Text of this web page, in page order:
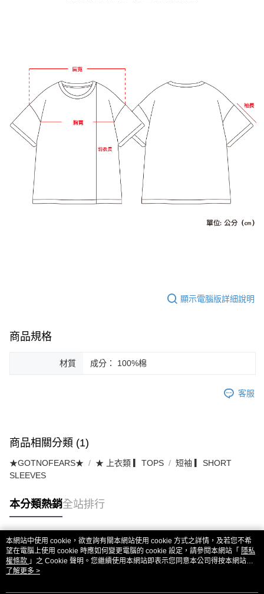
顯示電腦版詳細說明
商品規格
材質 成分： 100%棉
客服
商品相關分類 (1)
★GOTNOFEARS★ ★ 上衣類 ▎TOPS
短袖 ▎SHORT
SLEEVES
本分類熱銷全站排行
熱門標籤
本網站中使用 cookie，欲查詢有關本網站使用 cookie 方式之詳情，及若您不希
望在電腦上使用 cookie 時應如何變更電腦的 cookie 設定，請參閱本網站「 隱私
權條款 」之 Cookie 聲明。您繼續使用本網站即表示您同意本公司得按本網站使
用條款之 Cookie 聲明使用 cookie。
了解更多 >